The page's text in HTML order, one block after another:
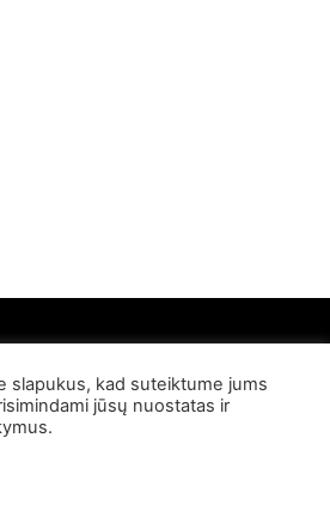
NT. Visos teisės saugomos
slapukus, kad suteiktume jums
jūsų nuostatas ir